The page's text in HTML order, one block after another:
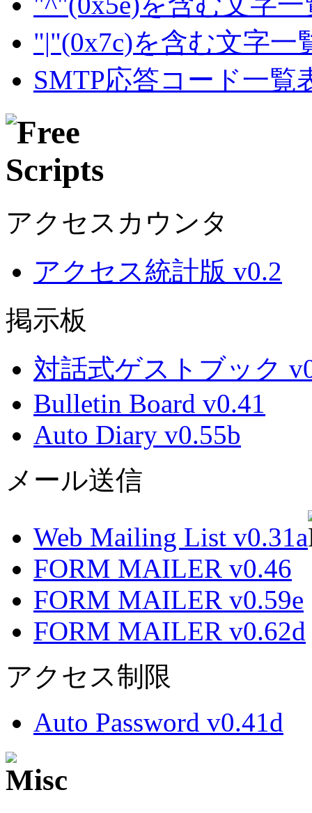
"|"(0x7c)を含む文字一
SMTP応答コード一覧
アクセスカウンタ
アクセス統計版 v0.2
掲示板
対話式ゲストブック
Bulletin Board v0.41
Auto Diary v0.55b
メール送信
Web Mailing List v0.31a
FORM MAILER v0.46
FORM MAILER v0.59e
FORM MAILER v0.62d
アクセス制限
Auto Password v0.41d